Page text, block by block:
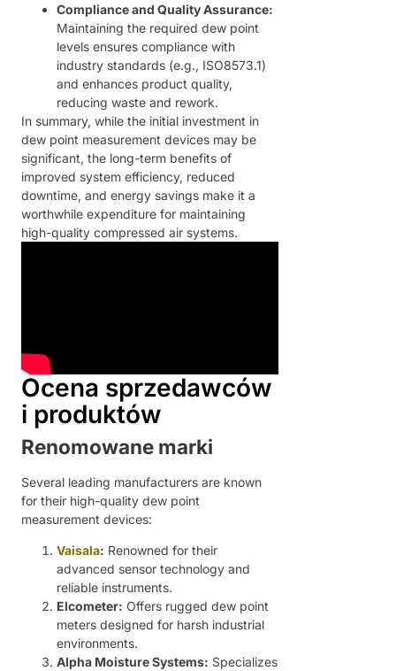
Compliance and Quality Assurance:
Maintaining the required dew point
levels ensures compliance with
industry standards (e.g., ISO8573.1)
and enhances product quality,
reducing waste and rework.
In summary, while the initial investment in
dew point measurement devices may be
significant, the long-term benefits of
improved system efficiency, reduced
downtime, and energy savings make it a
worthwhile expenditure for maintaining
high-quality compressed air systems.
Ocena sprzedawców
i produktów
Renomowane marki
Several leading manufacturers are known
for their high-quality dew point
measurement devices:
Vaisala: Renowned for their
advanced sensor technology and
reliable instruments.
Elcometer: Offers rugged dew point
meters designed for harsh industrial
environments.
Alpha Moisture Systems: Specializes